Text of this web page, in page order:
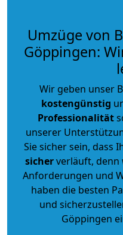
Umzüge von
Göppingen:
Wir geben unser
kostengünstig
Professionalität
unserer
Sie sicher sein, dass
sicherverläuft, denn
Anforderungen und
haben die besten
und
Göppingen